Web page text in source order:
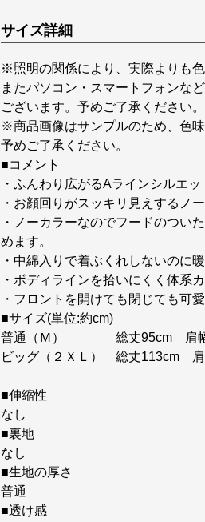
サイズ詳細
※照明の関係により、実際よりも
またパソコン・スマートフォンな
ございます。予めご了承ください。
※商品画像はサンプルのため、色
予めご了承ください。
■コメント
・ふんわり広がるAラインシルエ
・お顔回りがスッキリ見えするノ
・ノーカラーなのでフードのつい
めます。
・中綿入りで着ぶくれしないのに暖
・ボディラインを拾いにくく体系
・フロントを開けても閉じても可
■サイズ(単位:約cm)
普通（Ｍ） 総丈95cm 肩幅
ビッグ（２ＸＬ） 総丈113cm
■伸縮性
なし
■裏地
なし
■生地の厚さ
普通
■透け感